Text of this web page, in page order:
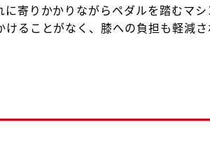
寄りかかりながらペダルを踏むマ
ることがなく、膝への負担も軽減さ